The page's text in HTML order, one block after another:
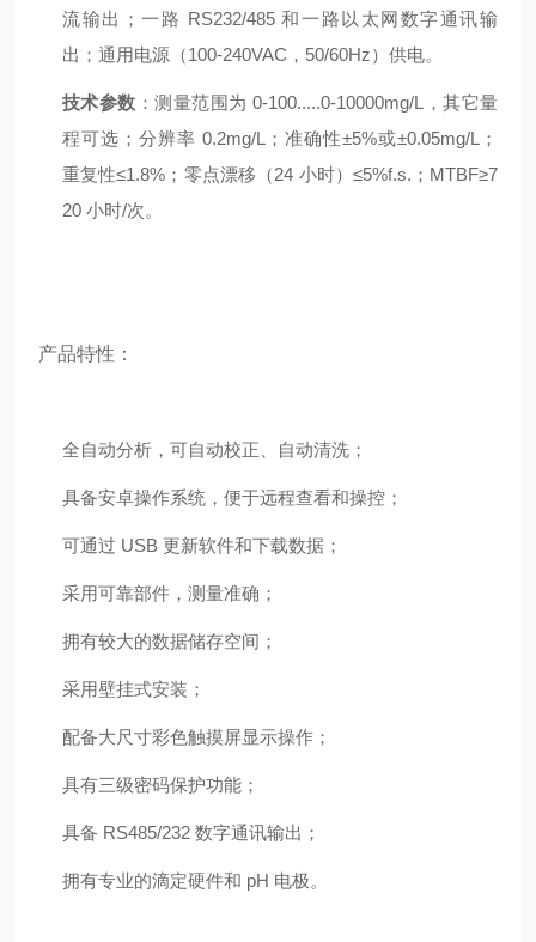
流输出；一路 RS232/485 和一路以太网数字通讯输
出；通用电源（100-240VAC，50/60Hz）供电。
技术参数 ：测量范围为 0-100.....0-10000mg/L，其它量
程可选；分辨率 0.2mg/L；准确性±5%或±0.05mg/L；
重复性≤1.8%；零点漂移（24 小时）≤5%f.s.；MTBF≥7
20 小时/次。
产品特性：
全自动分析，可自动校正、自动清洗；
具备安卓操作系统，便于远程查看和操控；
可通过 USB 更新软件和下载数据；
采用可靠部件，测量准确；
拥有较大的数据储存空间；
采用壁挂式安装；
配备大尺寸彩色触摸屏显示操作；
具有三级密码保护功能；
具备 RS485/232 数字通讯输出；
拥有专业的滴定硬件和 pH 电极。